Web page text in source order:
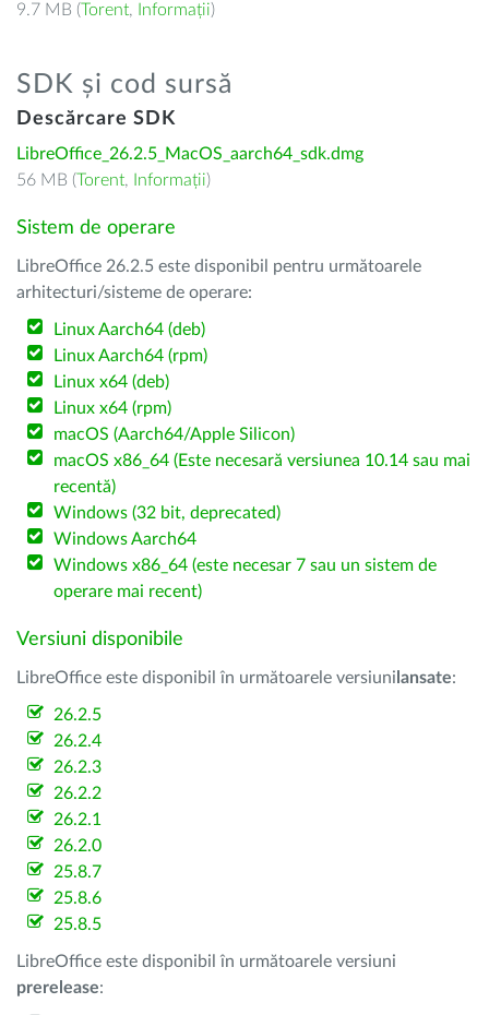
9.7 MB (Torent, Informații)
SDK și cod sursă
Descărcare SDK
LibreOffice_26.2.5_MacOS_aarch64_sdk.dmg
56 MB (Torent, Informații)
Sistem de operare
LibreOffice 26.2.5 este disponibil pentru următoarele
arhitecturi/sisteme de operare:
Linux Aarch64 (deb)
Linux Aarch64 (rpm)
Linux x64 (deb)
Linux x64 (rpm)
macOS (Aarch64/Apple Silicon)
macOS x86_64 (Este necesară versiunea 10.14 sau mai
recentă)
Windows (32 bit, deprecated)
Windows Aarch64
Windows x86_64 (este necesar 7 sau un sistem de
operare mai recent)
Versiuni disponibile
LibreOffice este disponibil în următoarele versiuni lansate:
26.2.5
26.2.4
26.2.3
26.2.2
26.2.1
26.2.0
25.8.7
25.8.6
25.8.5
LibreOffice este disponibil în următoarele versiuni
prerelease: